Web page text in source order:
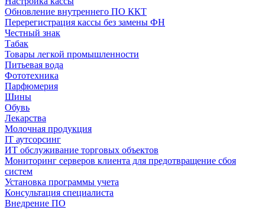
Обновление внутреннего ПО ККТ
Перерегистрация кассы без замены ФН
Честный знак
Табак
Товары легкой промышленности
Питьевая вода
Фототехника
Парфюмерия
Шины
Обувь
Лекарства
Молочная продукция
IT аутсорсинг
ИТ обслуживание торговых объектов
Мониторинг серверов клиента для предотвращение сбоя
систем
Установка программы учета
Консультация специалиста
Внедрение ПО